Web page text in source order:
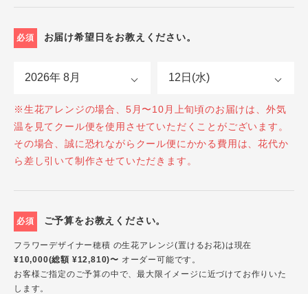
必須 お届け希望日をお教えください。
※生花アレンジの場合、5月〜10月上旬頃のお届けは、外気
温を見てクール便を使用させていただくことがございます。
その場合、誠に恐れながらクール便にかかる費用は、花代か
ら差し引いて制作させていただきます。
必須 ご予算をお教えください。
フラワーデザイナー穂積 の生花アレンジ(置けるお花)は現在
¥10,000(総額 ¥12,810)〜 オーダー可能です。
お客様ご指定のご予算の中で、最大限イメージに近づけてお作りいた
します。